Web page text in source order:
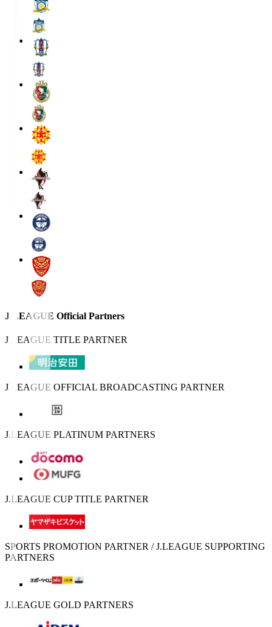
J.LEAGUE Official Partners
J.LEAGUE TITLE PARTNER
J.LEAGUE OFFICIAL BROADCASTING PARTNER
J.LEAGUE PLATINUM PARTNERS
J.LEAGUE CUP TITLE PARTNER
SPORTS PROMOTION PARTNER / J.LEAGUE SUPPORTING
PARTNERS
J.LEAGUE GOLD PARTNERS